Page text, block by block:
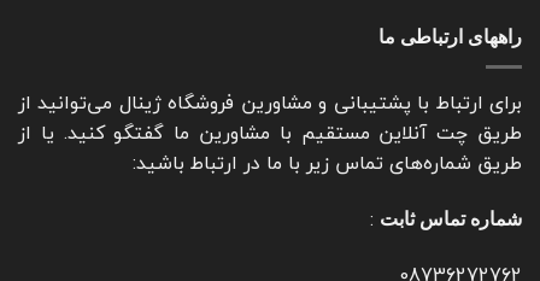
راههای ارتباطی ما
برای ارتباط با پشتیبانی و مشاورین فروشگاه ژینال می‌توانید از
طریق چت آنلاین مستقیم با مشاورین ما گفتگو کنید. یا از
طریق شماره‌های تماس زیر با ما در ارتباط باشید:
شماره تماس ثابت :